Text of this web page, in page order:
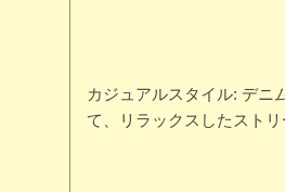
カジュアルスタイル: デニ
て、リラックスしたスト